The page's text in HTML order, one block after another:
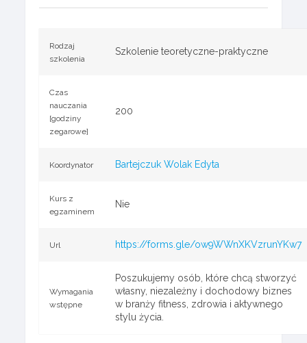
Rodzaj
szkolenia
Szkolenie teoretyczne-praktyczne
Czas
nauczania
[godziny
zegarowe]
200
Koordynator Bartejczuk Wolak Edyta
Kurs z
egzaminem
Nie
Url https://forms.gle/ow9WWnXKVzrunYKw7
Wymagania
wstępne
Poszukujemy osób, które chcą stworzyć
własny, niezależny i dochodowy biznes
w branży fitness, zdrowia i aktywnego
stylu życia.